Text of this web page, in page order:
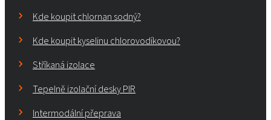
Kde koupit chlornan sodný?
Kde koupit kyselinu chlorovodíkovou?
Stříkaná izolace
Tepelně izolační desky PIR
Intermodální přeprava